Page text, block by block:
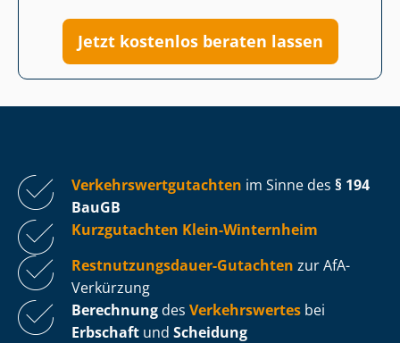
Jetzt kostenlos beraten lassen
Ver­kehrs­wert­gut­ach­ten im Sinne des § 194
BauGB
Kurzgutachten Klein-Winternheim
Rest­nut­zungs­dau­er-Gutachten zur AfA-
Verkürzung
Berechnung des Verkehrswertes bei
Erbschaft und Scheidung